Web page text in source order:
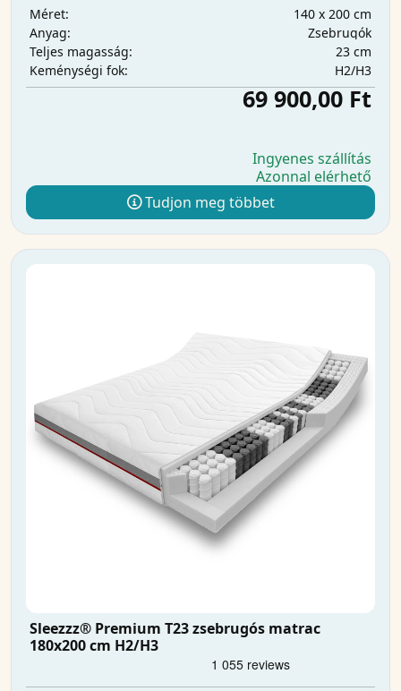
Méret:
140 x 200 cm
Anyag:
Zsebrugók
Teljes magasság:
23 cm
Keménységi fok:
H2/H3
69 900,00 Ft
Ingyenes szállítás
Azonnal elérhető
Tudjon meg többet
Sleezzz® Premium T23 zsebrugós matrac
180x200 cm H2/H3